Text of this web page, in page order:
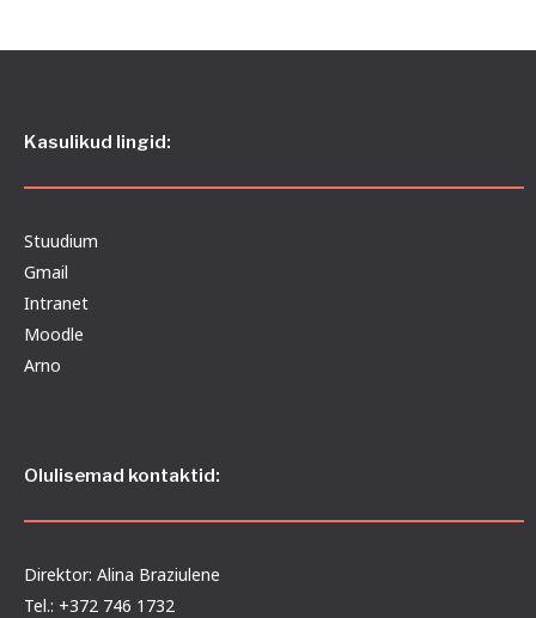
Kasulikud lingid:
Stuudium
Gmail
Intranet
Moodle
Arno
Olulisemad kontaktid:
Direktor: Alina Braziulene
Tel.: +372 746 1732